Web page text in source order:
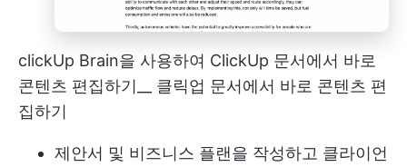
clickUp Brain을 사용하여 ClickUp 문서에서 바로
콘텐츠 편집하기__ 클릭업 문서에서 바로 콘텐츠 편
집하기
제안서 및 비즈니스 플랜을 작성하고 클라이언